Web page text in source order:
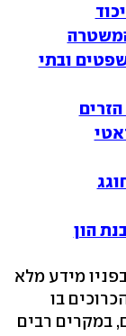
ובתי
הון
מידע מלא
בו
במקרים רבים